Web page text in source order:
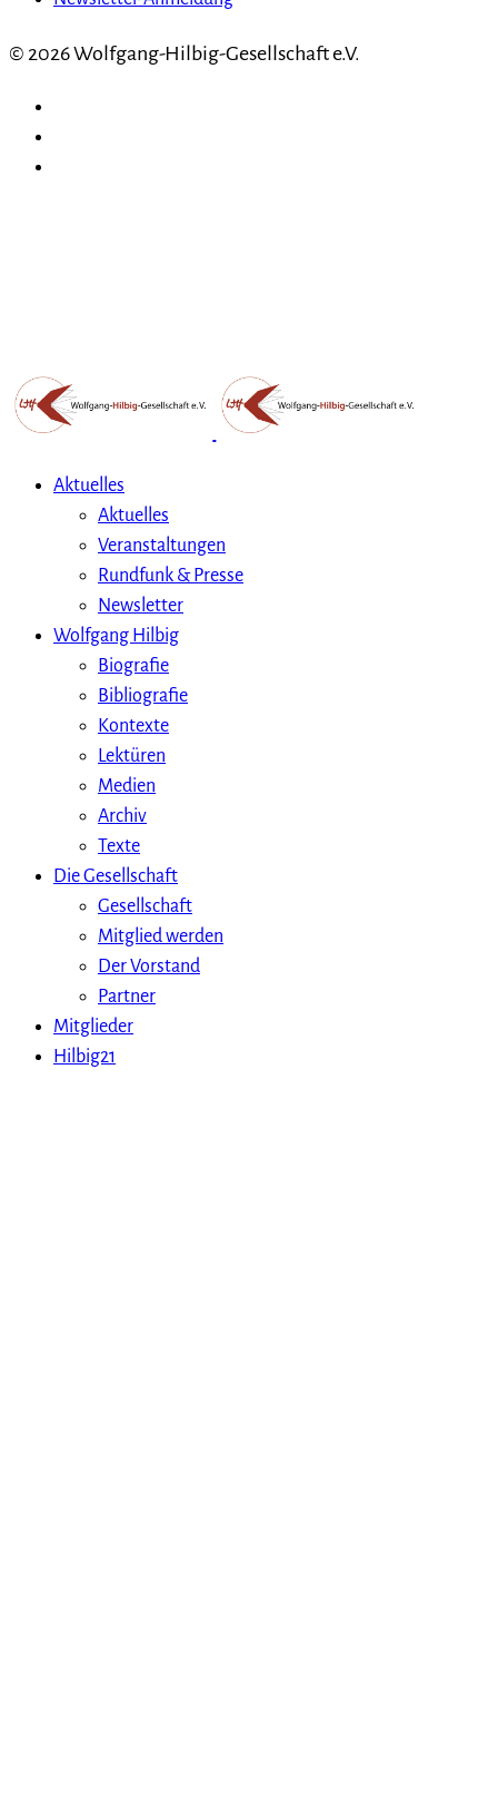
© 2026 Wolfgang-Hilbig-Gesellschaft e.V.
Aktuelles
Aktuelles
Veranstaltungen
Rundfunk & Presse
Newsletter
Wolfgang Hilbig
Biografie
Bibliografie
Kontexte
Lektüren
Medien
Archiv
Texte
Die Gesellschaft
Gesellschaft
Mitglied werden
Der Vorstand
Partner
Mitglieder
Hilbig21